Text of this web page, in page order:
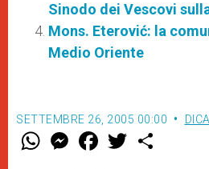
Sinodo dei Vescovi
Mons. Eterović: la
Medio Oriente
SETTEMBRE 26, 2005 00:00
W M
e
F
a w